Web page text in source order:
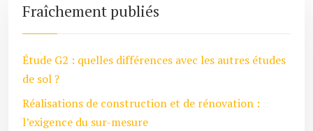
Fraîchement publiés
Étude G2 : quelles différences avec les autres études
de sol ?
Réalisations de construction et de rénovation :
l’exigence du sur-mesure